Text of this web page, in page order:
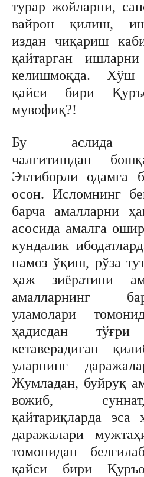
турар жойларни,
вайрон қилиш,
издан чиқариш
қайтарган
келишмоқда.
қайси бири
мувофиқ?!
Бу аслида
чалғитишдан
Эътиборли одамга
осон. Исломнинг
барча амалларни
асосида амалга
кундалик
намоз ўқиш, рўза
ҳаж зиёратини
амалларнинг
уламолари
ҳадисдан
кетаверадиган
уларнинг
Жумладан, буйруқ
вожиб,
қайтариқларда
даражалари
томонидан
қайси бири